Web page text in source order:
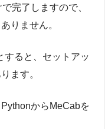
完了しますので、
りません。
すると、セットアッ
ます。
からMeCabを